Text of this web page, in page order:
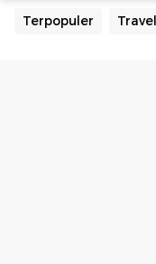
Terpopuler